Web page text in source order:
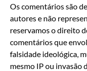
Os comentários são
autores e não
reservamos o direito
comentários que
falsidade ideológica,
mesmo IP ou invasão